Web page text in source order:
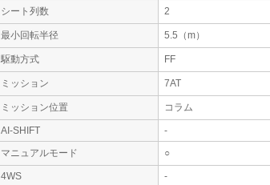
シート列数 2
最小回転半径 5.5（m）
駆動方式 FF
ミッション 7AT
ミッション位置 コラム
AI-SHIFT
-
マニュアルモード
○
4WS -